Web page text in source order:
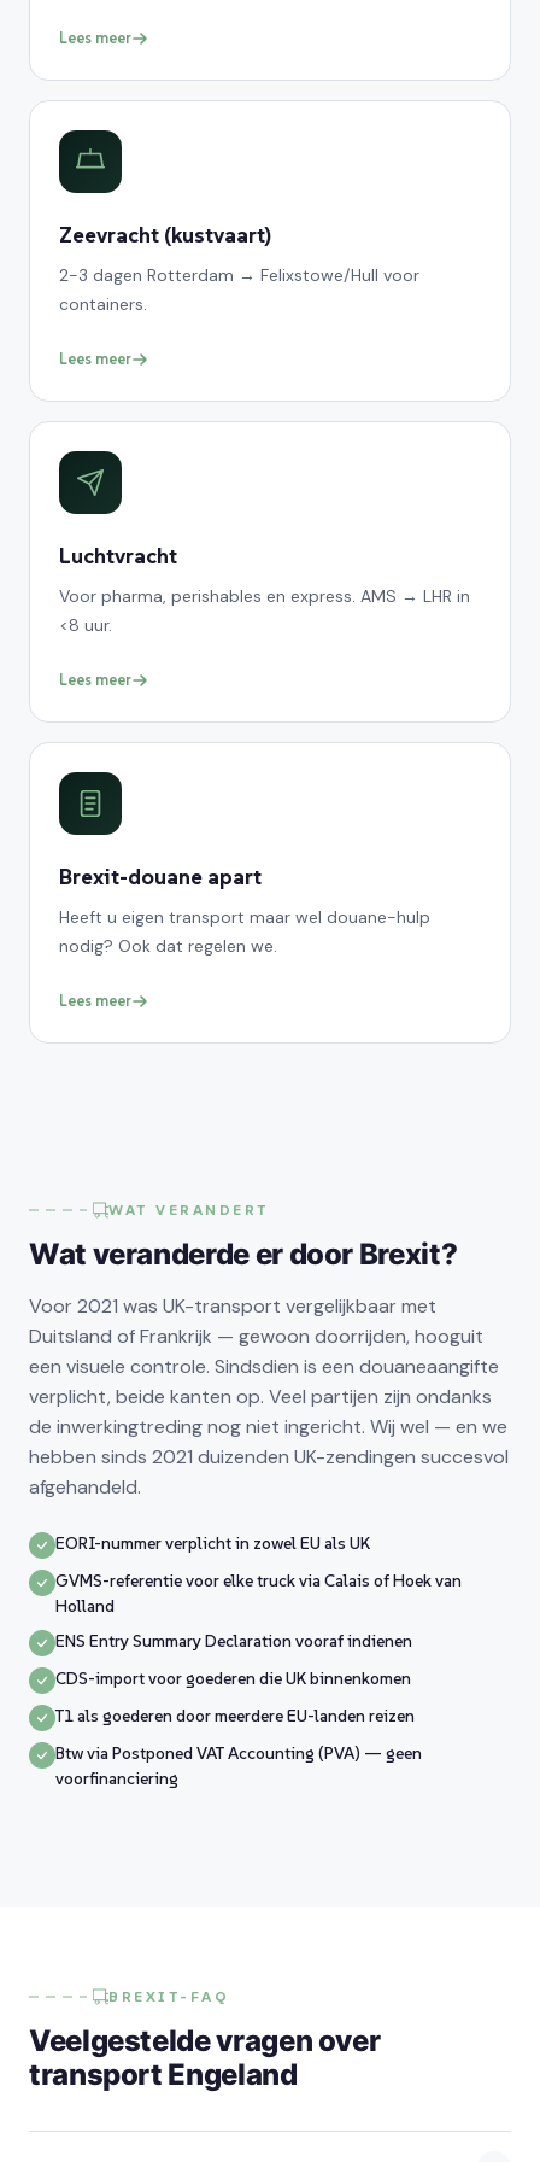
Lees meer
Zeevracht (kustvaart)
2-3 dagen Rotterdam → Felixstowe/Hull voor
containers.
Lees meer
Luchtvracht
Voor pharma, perishables en express. AMS → LHR in
<8 uur.
Lees meer
Brexit-douane apart
Heeft u eigen transport maar wel douane-hulp
nodig? Ook dat regelen we.
Lees meer
WAT VERANDERT
Wat veranderde er door Brexit?
Voor 2021 was UK-transport vergelijkbaar met
Duitsland of Frankrijk — gewoon doorrijden, hooguit
een visuele controle. Sindsdien is een douaneaangifte
verplicht, beide kanten op. Veel partijen zijn ondanks
de inwerkingtreding nog niet ingericht. Wij wel — en we
hebben sinds 2021 duizenden UK-zendingen succesvol
afgehandeld.
EORI-nummer verplicht in zowel EU als UK
GVMS-referentie voor elke truck via Calais of Hoek van
Holland
ENS Entry Summary Declaration vooraf indienen
CDS-import voor goederen die UK binnenkomen
T1 als goederen door meerdere EU-landen reizen
Btw via Postponed VAT Accounting (PVA) — geen
voorfinanciering
BREXIT-FAQ
Veelgestelde vragen over
transport Engeland